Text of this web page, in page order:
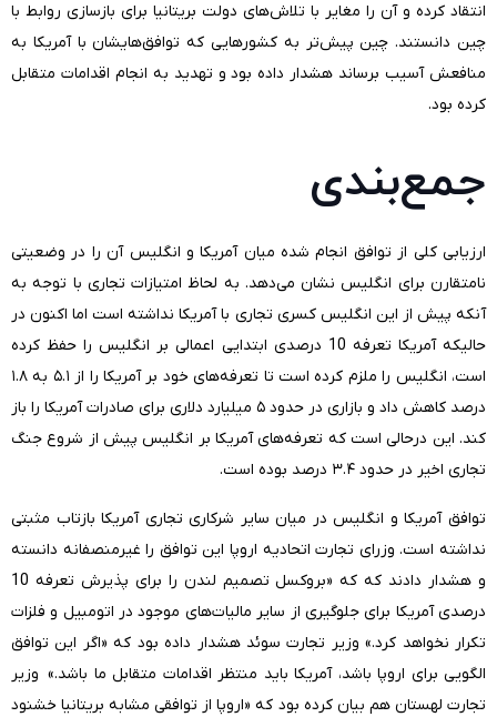
انتقاد کرده و آن را مغایر با تلاش‌های دولت بریتانیا برای بازسازی روابط با
چین دانستند. چین پیش‌تر به کشورهایی که توافق‌هایشان با آمریکا به
منافعش آسیب برساند هشدار داده بود و تهدید به انجام اقدامات متقابل
کرده بود.
جمع‌بندی
ارزیابی کلی از توافق انجام شده میان آمریکا و انگلیس آن را در وضعیتی
نامتقارن برای انگلیس نشان می‌دهد. به لحاظ امتیازات تجاری با توجه به
آنکه پیش از این انگلیس کسری تجاری با آمریکا نداشته است اما اکنون در
حالیکه آمریکا تعرفه 10 درصدی ابتدایی اعمالی بر انگلیس را حفظ کرده
است، انگلیس را ملزم کرده است تا تعرفه‌های خود بر آمریکا را از ۵.۱ به ۱.۸
درصد کاهش داد و بازاری در حدود ۵ میلیارد دلاری برای صادرات آمریکا را باز
کند. این درحالی است که تعرفه‌های آمریکا بر انگلیس پیش از شروع جنگ
تجاری اخیر در حدود ۳.۴ درصد بوده است.
توافق آمریکا و انگلیس در میان سایر شرکاری تجاری آمریکا بازتاب مثبتی
نداشته است. وزرای تجارت اتحادیه اروپا این توافق را غیرمنصفانه دانسته
و هشدار دادند که که «بروکسل تصمیم لندن را برای پذیرش تعرفه 10
درصدی آمریکا برای جلوگیری از سایر مالیات‌های موجود در اتومبیل و فلزات
تکرار نخواهد کرد.» وزیر تجارت سوئد هشدار داده بود که «اگر این توافق
الگویی برای اروپا باشد، آمریکا باید منتظر اقدامات متقابل ما باشد.» وزیر
تجارت لهستان هم بیان کرده بود که «اروپا از توافقی مشابه بریتانیا خشنود